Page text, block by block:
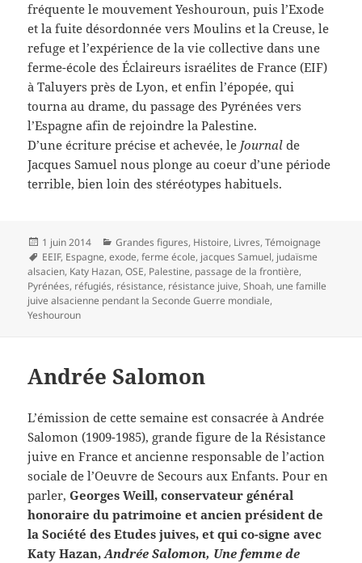
fréquente le mouvement Yeshouroun, puisl’Exode
et la fuite désordonnée vers Moulins et la Creuse, le
refuge et l’expérience de la vie collective dans une
ferme-école des Éclaireurs israélites de France (EIF)
à Taluyers près de Lyon, et enfin l’épopée, qui
tourna au drame, du passage des Pyrénées vers
l’Espagne afin de rejoindre la Palestine.
D’une écriture précise et achevée, le Journalde
Jacques Samuel nous plonge au coeur d’une période
terrible, bien loin des stéréotypeshabituels.
Publié
le
1 juin 2014 Catégories
Grandes figures, Histoire, Livres,Témoignage
Mots-
clés
EEIF, Espagne,exode,ferme école, jacques Samuel, judaïsme
alsacien, Katy Hazan,OSE, Palestine, passage de la frontière,
Pyrénées, réfugiés, résistance, résistance juive,Shoah, une famille
juive alsacienne pendant la Seconde Guerre mondiale,
Yeshouroun
Andrée Salomon
L’émission de cette semaine est consacrée à Andrée
Salomon (1909-1985), grande figure de la Résistance
juive en France et ancienne responsable de l’action
sociale de l’Oeuvre de Secours aux Enfants. Pour en
parler, Georges Weill, conservateur général
honoraire du patrimoine et ancien président de
la Société des Etudes juives, et qui co-signe avec
Katy Hazan,Andrée Salomon, Une femme de